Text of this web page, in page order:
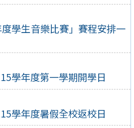
學生音樂比賽」賽程安排一
學年度第一學期開學日
學年度暑假全校返校日